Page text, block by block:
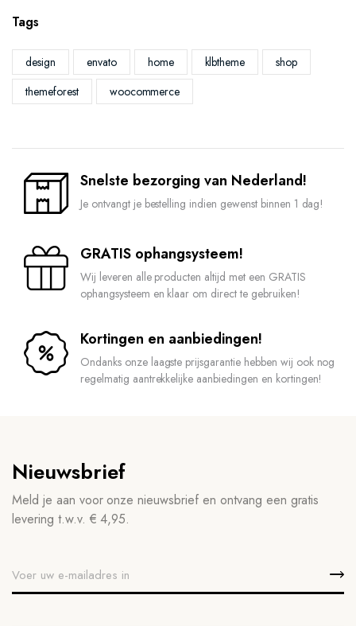
Tags
design envato home klbtheme
shop
themeforest
woocommerce
Snelste bezorging van Nederland!
Je ontvangt je bestelling indien gewenst binnen 1 dag!
GRATIS ophangsysteem!
Wij leveren alle producten altijd met een GRATIS
ophangsysteem en klaar om direct te gebruiken!
Kortingen en aanbiedingen!
Ondanks onze laagste prijsgarantie hebben wij ook nog
regelmatig aantrekkelijke aanbiedingen en kortingen!
Nieuwsbrief
Meld je aan voor onze nieuwsbrief en ontvang een gratis
levering t.w.v. € 4,95.